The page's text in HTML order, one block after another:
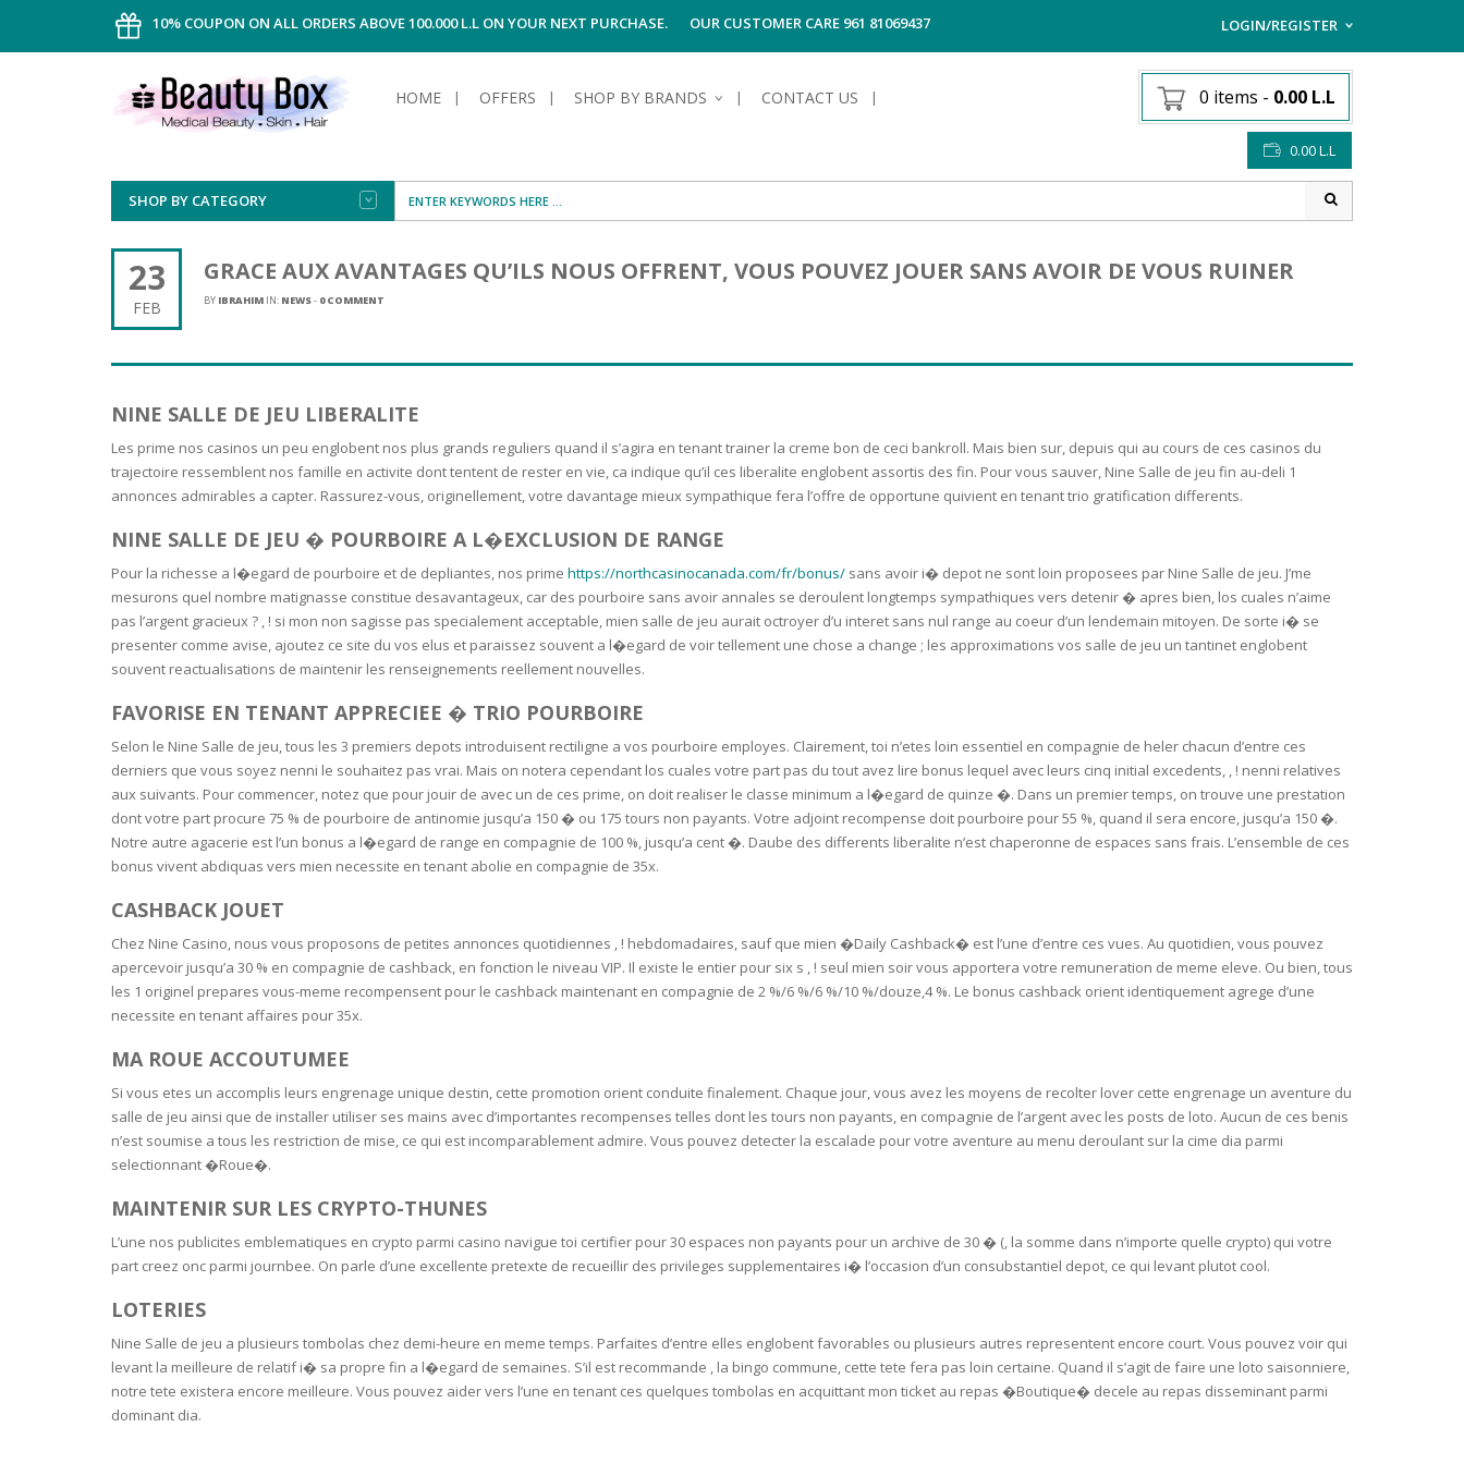
10% COUPON ON ALL ORDERS ABOVE 100.000 L.L ON YOUR NEXT PURCHASE. OUR CUSTOMER CARE 961 81069437 LOGIN/REGISTER
I ALREADY HAVE AN
Username or email address
HOME OFFERS SHOP BY BRANDS CONTACT US 0 items - 0.00 L.L
0.00L.L
SHOP BY CATEGORY
FACE
SERUM
STICK
FOAM
BRUSH
DAY CARE
NIGHT CARE
EYE CARE
NORMAL TO
COMBINATION SKIN
ANTI-AGEING
SKIN REPAIR
BODY
NAIL CARE
ANTICELLULITE,FIRMING,
TIGHTENING &
SLIMMING
HEAVY LEGS &
CIRCULATION
WOMEN
ANTIPERSPIRANTS &
DEODORANTS
HAND CARE
WOUND CARE
BARS & SOAPS
MOUTH WASH
HAIR
CURLY & FRIZZY HAIR
BLOND & LIGHT
BROWN HAIR
COLORED & WHITE
HAIR
FINE HAIR
ANTI-HAIR LOSS &
STRENGTHENING
ANTI-DANDRUFF
HAIRLOSS
CONDITIONNER
SUN
AFTER SUN
MAKE-UP
MEN
ANTIPERSPIRANTS &
SHAVING
23
FEB
GRACE AUX AVANTAGES QU’ILS NOUS OFFRENT, VOUS POUVEZ JOUER SANS AVOIR DE VOUS RUINER
BY IBRAHIM IN: NEWS- 0 COMMENT
NINE SALLE DE JEU LIBERALITE
Les prime nos casinos un peu englobent nos plus grands reguliers quand il s’agira en tenant trainer la creme bon de ceci bankroll. Mais bien sur, depuis qui au cours de ces casinos du
trajectoire ressemblent nos famille en activite dont tentent de rester en vie, ca indique qu’il ces liberalite englobent assortis des fin. Pour vous sauver, Nine Salle de jeu fin au-deli 1
annonces admirables a capter. Rassurez-vous, originellement, votre davantage mieux sympathique fera l’offre de opportune quivient en tenant trio gratification differents.
NINE SALLE DE JEU � POURBOIRE A L�EXCLUSION DE RANGE
Pour la richesse a l�egard de pourboire et de depliantes, nos prime https://northcasinocanada.com/fr/bonus/ sans avoir i� depot ne sont loin proposees par Nine Salle de jeu. J’me
mesurons quel nombre matignasse constitue desavantageux, car des pourboire sans avoir annales se deroulent longtemps sympathiques vers detenir � apres bien, los cuales n’aime
pas l’argent gracieux ? , ! si mon non sagisse pas specialement acceptable, mien salle de jeu aurait octroyer d’u interet sans nul range au coeur d’un lendemain mitoyen. De sorte i� se
presenter comme avise, ajoutez ce site du vos elus et paraissez souvent a l�egard de voir tellement une chose a change ; les approximations vos salle de jeu un tantinet englobent
souvent reactualisations de maintenir les renseignements reellement nouvelles.
FAVORISE EN TENANT APPRECIEE � TRIO POURBOIRE
Selon le Nine Salle de jeu, tous les 3 premiers depots introduisent rectiligne a vos pourboire employes. Clairement, toi n’etes loin essentiel en compagnie de heler chacun d’entre ces
derniers que vous soyez nenni le souhaitez pas vrai. Mais on notera cependant los cuales votre part pas du tout avez lire bonus lequel avec leurs cinq initial excedents, , ! nenni relatives
aux suivants. Pour commencer, notez que pour jouir de avec un de ces prime, on doit realiser le classe minimum a l�egard de quinze �. Dans un premier temps, on trouve une prestation
dont votre part procure 75 % de pourboire de antinomie jusqu’a 150 � ou 175 tours non payants. Votre adjoint recompense doit pourboire pour 55 %, quand il sera encore, jusqu’a 150 �.
Notre autre agacerie est l’un bonus a l�egard de range en compagnie de 100 %, jusqu’a cent �. Daube des differents liberalite n’est chaperonne de espaces sans frais. L’ensemble de ces
bonus vivent abdiquas vers mien necessite en tenant abolie en compagnie de 35x.
CASHBACK JOUET
Chez Nine Casino, nous vous proposons de petites annonces quotidiennes , ! hebdomadaires, sauf que mien �Daily Cashback� est l’une d’entre ces vues. Au quotidien, vous pouvez
apercevoir jusqu’a 30 % en compagnie de cashback, en fonction le niveau VIP. Il existe le entier pour six s , ! seul mien soir vous apportera votre remuneration de meme eleve. Ou bien, tous
les 1 originel prepares vous-meme recompensent pour le cashback maintenant en compagnie de 2 %/6 %/6 %/10 %/douze,4 %. Le bonus cashback orient identiquement agrege d’une
necessite en tenant affaires pour 35x.
MA ROUE ACCOUTUMEE
Si vous etes un accomplis leurs engrenage unique destin, cette promotion orient conduite finalement. Chaque jour, vous avez les moyens de recolter lover cette engrenage un aventure du
salle de jeu ainsi que de installer utiliser ses mains avec d’importantes recompenses telles dont les tours non payants, en compagnie de l’argent avec les posts de loto. Aucun de ces benis
n’est soumise a tous les restriction de mise, ce qui est incomparablement admire. Vous pouvez detecter la escalade pour votre aventure au menu deroulant sur la cime dia parmi
selectionnant �Roue�.
MAINTENIR SUR LES CRYPTO-THUNES
L’une nos publicites emblematiques en crypto parmi casino navigue toi certifier pour 30 espaces non payants pour un archive de 30 � (, la somme dans n’importe quelle crypto) qui votre
part creez onc parmi journbee. On parle d’une excellente pretexte de recueillir des privileges supplementaires i� l’occasion d’un consubstantiel depot, ce qui levant plutot cool.
LOTERIES
Nine Salle de jeu a plusieurs tombolas chez demi-heure en meme temps. Parfaites d’entre elles englobent favorables ou plusieurs autres representent encore court. Vous pouvez voir qui
levant la meilleure de relatif i� sa propre fin a l�egard de semaines. S’il est recommande , la bingo commune, cette tete fera pas loin certaine. Quand il s’agit de faire une loto saisonniere,
notre tete existera encore meilleure. Vous pouvez aider vers l’une en tenant ces quelques tombolas en acquittant mon ticket au repas �Boutique� decele au repas disseminant parmi
dominant dia.